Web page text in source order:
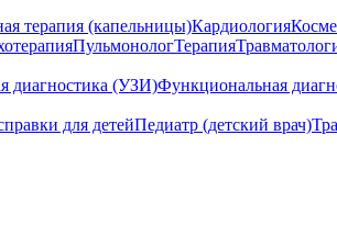
терапия (капельницы)Кардиология
ПульмонологТерапия
диагностика (УЗИ)Функциональная
для детейПедиатр (детский врач)